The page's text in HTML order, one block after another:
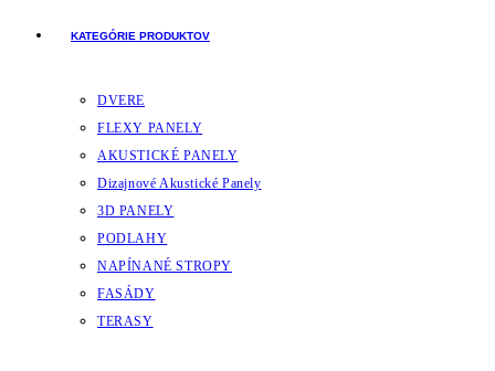
KATEGÓRIE PRODUKTOV
DVERE
FLEXY PANELY
AKUSTICKÉ PANELY
Dizajnové Akustické Panely
3D PANELY
PODLAHY
NAPÍNANÉ STROPY
FASÁDY
TERASY